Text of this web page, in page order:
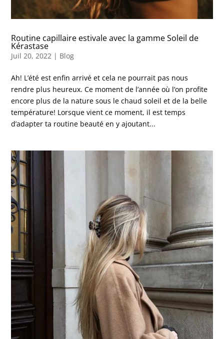
Routine capillaire estivale avec la gamme Soleil de
Kérastase
Juil 20, 2022 | Blog
Ah! L’été est enfin arrivé et cela ne pourrait pas nous
rendre plus heureux. Ce moment de l’année où l’on profite
encore plus de la nature sous le chaud soleil et de la belle
température! Lorsque vient ce moment, il est temps
d’adapter ta routine beauté en y ajoutant...